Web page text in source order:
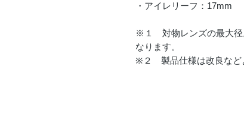
・アイレリーフ：17mm
※１ 対物レンズの最大径
なります。
※２ 製品仕様は改良など